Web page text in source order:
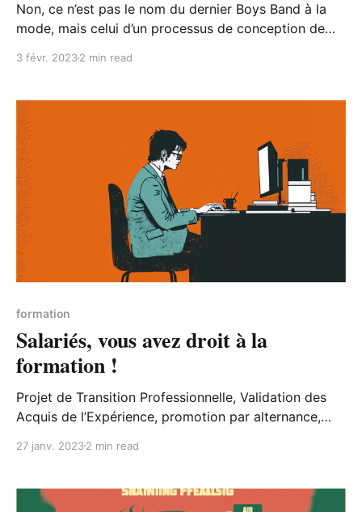
Non, ce n’est pas le nom du dernier Boys Band à la
mode, mais celui d’un processus de conception de
ADDIE et comment il peut être
3 févr. 20232 min read
formation
Salariés, vous avez droit à la
formation !
Projet de Transition Professionnelle, Validation des
Acquis de l’Expérience, promotion par alternance,
autant de droits auxquels peuvent prétendre les
27 janv. 20232 min read